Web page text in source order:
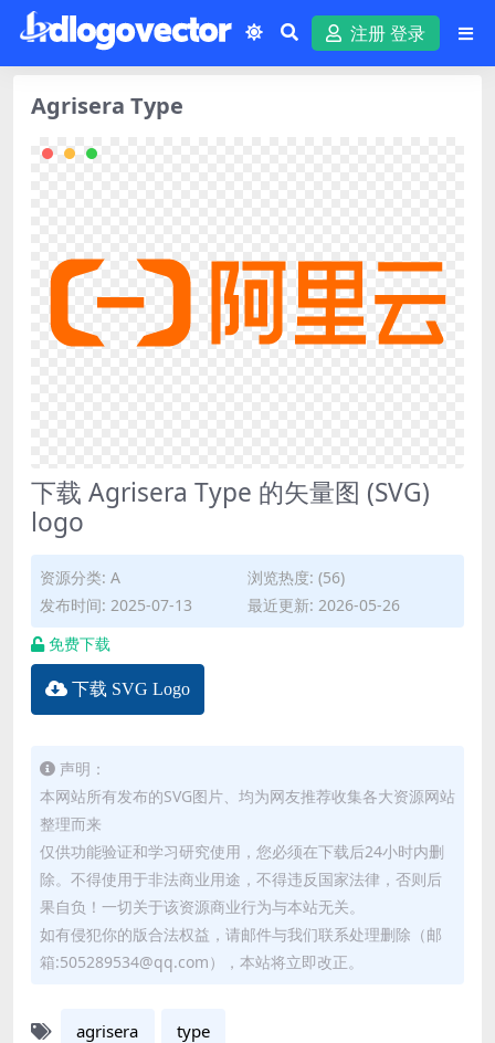
注册 登录
Agrisera Type
下载 Agrisera Type 的矢量图 (SVG)
logo
资源分类: A
浏览热度: (56)
发布时间: 2025-07-13
最近更新: 2026-05-26
免费下载
下载 SVG Logo
声明：
本网站所有发布的SVG图片、均为网友推荐收集各大资源网站
整理而来
仅供功能验证和学习研究使用，您必须在下载后24小时内删
除。不得使用于非法商业用途，不得违反国家法律，否则后
果自负！一切关于该资源商业行为与本站无关。
如有侵犯你的版合法权益，请邮件与我们联系处理删除（邮
箱:505289534@qq.com），本站将立即改正。
agrisera type